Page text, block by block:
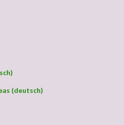
(deutsch)